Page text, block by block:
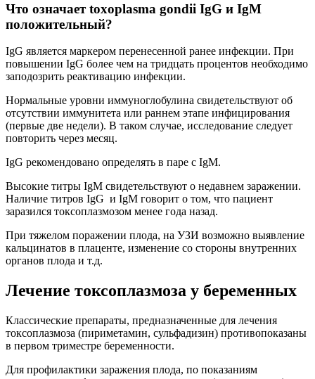
Что означает toxoplasma gondii IgG и IgM
положительный?
IgG является маркером перенесенной ранее инфекции. При
повышении IgG более чем на тридцать процентов необходимо
заподозрить реактивацию инфекции.
Нормальные уровни иммуноглобулина свидетельствуют об
отсутствии иммунитета или раннем этапе инфицирования
(первые две недели). В таком случае, исследование следует
повторить через месяц.
IgG рекомендовано определять в паре с IgМ.
Высокие титры IgМ свидетельствуют о недавнем заражении.
Наличие титров IgG и IgМ говорит о том, что пациент
заразился токсоплазмозом менее года назад.
При тяжелом поражении плода, на УЗИ возможно выявление
кальцинатов в плаценте, изменение со стороны внутренних
органов плода и т.д.
Лечение токсоплазмоза у беременных
Классические препараты, предназначенные для лечения
токсоплазмоза (пириметамин, сульфадизин) противопоказаны
в первом триместре беременности.
Для профилактики заражения плода, по показаниям